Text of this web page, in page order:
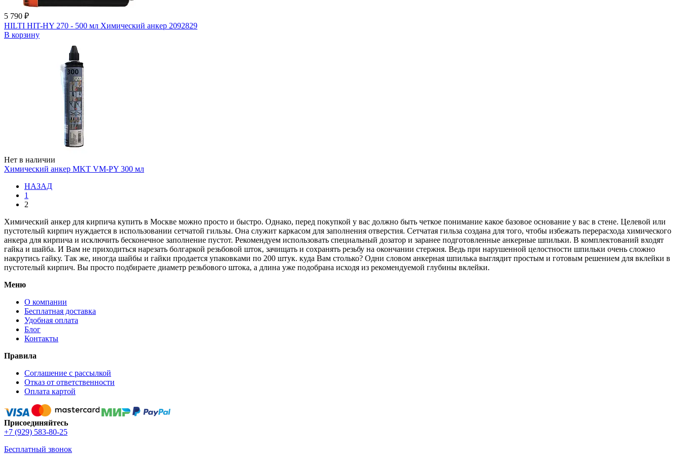
5 790 ₽
HILTI HIT-HY 270 - 500 мл Химический анкер 2092829
В корзину
Нет в наличии
Химический анкер MKT VM-PY 300 мл
НАЗАД
1
2
Химический анкер для кирпича купить в Москве можно просто и быстро. Однако, перед покупкой у вас должно быть четкое понимание какое базовое основание у вас в стене. Целевой или
пустотелый кирпич нуждается в использовании сетчатой гильзы. Она служит каркасом для заполнения отверстия. Сетчатая гильза создана для того, чтобы избежать перерасхода химического
анкера для кирпича и исключить бесконечное заполнение пустот. Рекомендуем использовать специальный дозатор и заранее подготовленные анкерные шпильки. В комплектований входят
гайка и шайба. И Вам не приходиться нарезать болгаркой резьбовой шток, зачищать и сохранять резьбу на окончании стержня. Ведь при нарушенной целостности шпильки очень сложно
накрутись гайку. Так же, иногда шайбы и гайки продается упаковками по 200 штук. куда Вам столько? Одни словом анкерная шпилька выглядит простым и готовым решением для вклейки в
пустотелый кирпич. Вы просто подбираете диаметр резьбового штока, а длина уже подобрана исходя из рекомендуемой глубины вклейки.
Меню
О компании
Бесплатная доставка
Удобная оплата
Блог
Контакты
Правила
Соглашение с рассылкой
Отказ от ответственности
Оплата картой
Присоединяйтесь
+7 (929) 583-80-25
Бесплатный звонок